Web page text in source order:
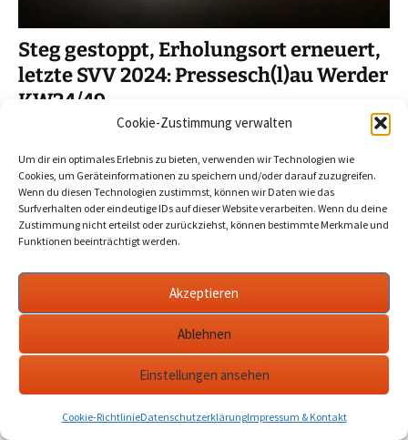
Cookie-Zustimmung verwalten
Um dir ein optimales Erlebnis zu bieten, verwenden wir Technologien wie
Cookies, um Geräteinformationen zu speichern und/oder darauf zuzugreifen.
Wenn du diesen Technologien zustimmst, können wir Daten wie das
Surfverhalten oder eindeutige IDs auf dieser Website verarbeiten. Wenn du deine
Zustimmung nicht erteilst oder zurückziehst, können bestimmte Merkmale und
Funktionen beeinträchtigt werden.
Akzeptieren
Ablehnen
Einstellungen ansehen
Cookie-RichtlinieDatenschutzerklärungImpressum & Kontakt
Steg gestoppt, Erholungsort erneuert,
letzte SVV 2024: Pressesch(l)au Werder
KW24/49
Werder Havel 24 49 99,havel
Ausgabe 99 (KW24/49) unter anderem mit: Zirkus, Grünkohl,
einem Lebensfragenworkshop, Element of Crime und dem
Jazzcafé von Petzow.…mehr